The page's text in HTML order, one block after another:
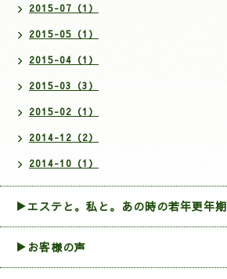
2015-07（1）
2015-05（1）
2015-04（1）
2015-03（3）
2015-02（1）
2014-12（2）
2014-10（1）
▶エステと。私と。あの時の若年更年期
▶お客様の声